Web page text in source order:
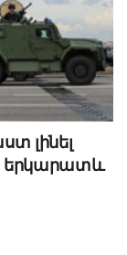
լինել
երկարատև